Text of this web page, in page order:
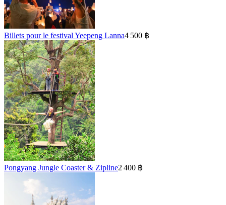
Billets pour le festival Yeepeng Lanna4 500 ฿
Pongyang Jungle Coaster & Zipline2 400 ฿